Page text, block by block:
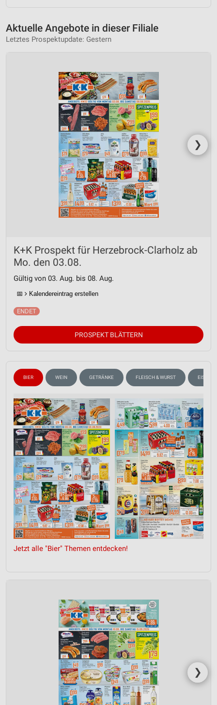
Aktuelle Angebote in dieser Filiale
Letztes Prospektupdate: Gestern
❯
K+K Prospekt für Herzebrock-Clarholz ab
Mo. den 03.08.
Gültig von 03. Aug. bis 08. Aug.
📅 Kalendereintrag erstellen
PROSPEKT BLÄTTERN
BIER WEIN GETRÄNKE FLEISCH & WURST
Jetzt alle "Bier" Themen entdecken!
❯